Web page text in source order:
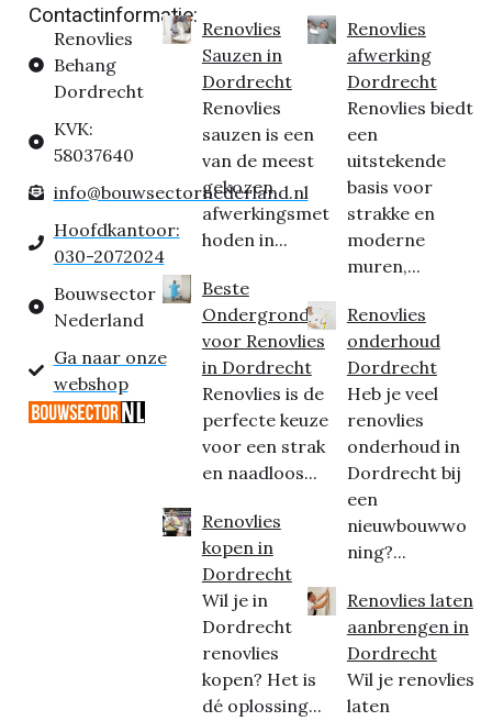
Contactinformatie:
Renovlies
Behang
Dordrecht
KVK:
58037640
info@bouwsectornederland.nl
Hoofdkantoor:
030-2072024
Bouwsector
Nederland
Ga naar onze
webshop
Renovlies
Sauzen in
Dordrecht
Renovlies
sauzen is een
van de meest
gekozen
afwerkingsmet
hoden in...
Beste
Ondergrond
voor Renovlies
in Dordrecht
Renovlies is de
perfecte keuze
voor een strak
en naadloos...
Renovlies
kopen in
Dordrecht
Wil je in
Dordrecht
renovlies
kopen? Het is
dé oplossing...
Renovlies
afwerking
Dordrecht
Renovlies biedt
een
uitstekende
basis voor
strakke en
moderne
muren,...
Renovlies
onderhoud
Dordrecht
Heb je veel
renovlies
onderhoud in
Dordrecht bij
een
nieuwbouwwo
ning?...
Renovlies laten
aanbrengen in
Dordrecht
Wil je renovlies
laten